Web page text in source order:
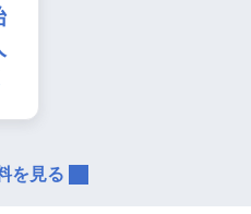
を見る